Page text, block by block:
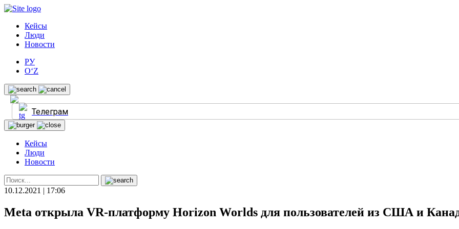
Кейсы
Люди
Новости
РУ
O‘Z
Телеграм
Кейсы
Люди
Новости
10.12.2021 | 17:06
Meta открыла VR-платформу Horizon Worlds для пользователей из США и